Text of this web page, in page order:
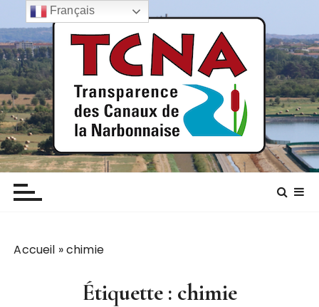
a
s
s
e
r
a
u
c
o TCNA NARBONNE
Transparence des canaux de la narbonnaise
Accueil »chimie
Étiquette : chimie
Français